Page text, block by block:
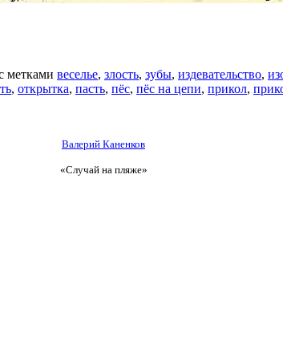
метками веселье, злость, зубы, издевательство,
, открытка, пасть, пёс, пёс на цепи, прикол,
Валерий Каненков
«Случай на пляже»